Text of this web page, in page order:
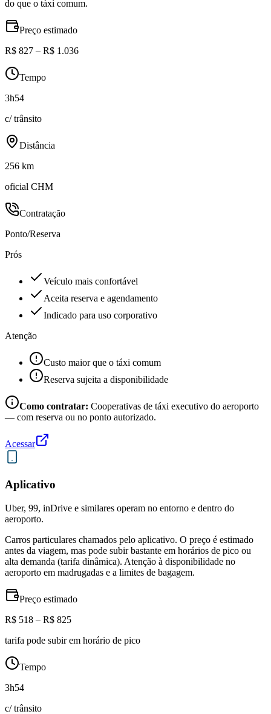
do que o táxi comum.
Preço estimado
R$ 827 – R$ 1.036
Tempo
3h54
c/ trânsito
Distância
256 km
oficial CHM
Contratação
Ponto/Reserva
Prós
Veículo mais confortável
Aceita reserva e agendamento
Indicado para uso corporativo
Atenção
Custo maior que o táxi comum
Reserva sujeita a disponibilidade
Como contratar: Cooperativas de táxi executivo do aeroporto
— com reserva ou no ponto autorizado.
Acessar
Aplicativo
Uber, 99, inDrive e similares operam no entorno e dentro do
aeroporto.
Carros particulares chamados pelo aplicativo. O preço é estimado
antes da viagem, mas pode subir bastante em horários de pico ou
alta demanda (tarifa dinâmica). Atenção à disponibilidade no
aeroporto em madrugadas e a limites de bagagem.
Preço estimado
R$ 518 – R$ 825
tarifa pode subir em horário de pico
Tempo
3h54
c/ trânsito